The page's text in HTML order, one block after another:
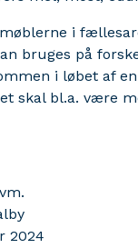
i
bruges på
i løbet af
skal bl.a. være
2024